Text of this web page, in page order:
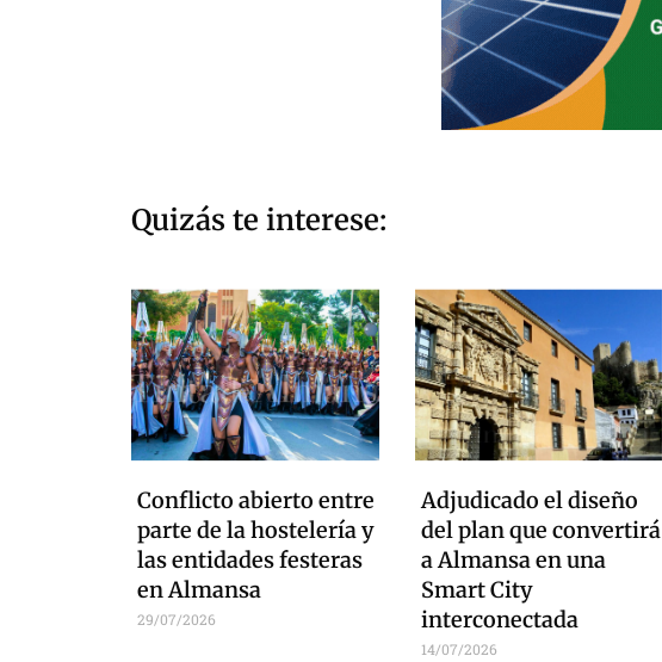
Quizás te interese:
Conflicto abierto entre
parte de la hostelería y
las entidades festeras
en Almansa
29/07/2026
Adjudicado el diseño
del plan que convertirá
a Almansa en una
Smart City
interconectada
14/07/2026